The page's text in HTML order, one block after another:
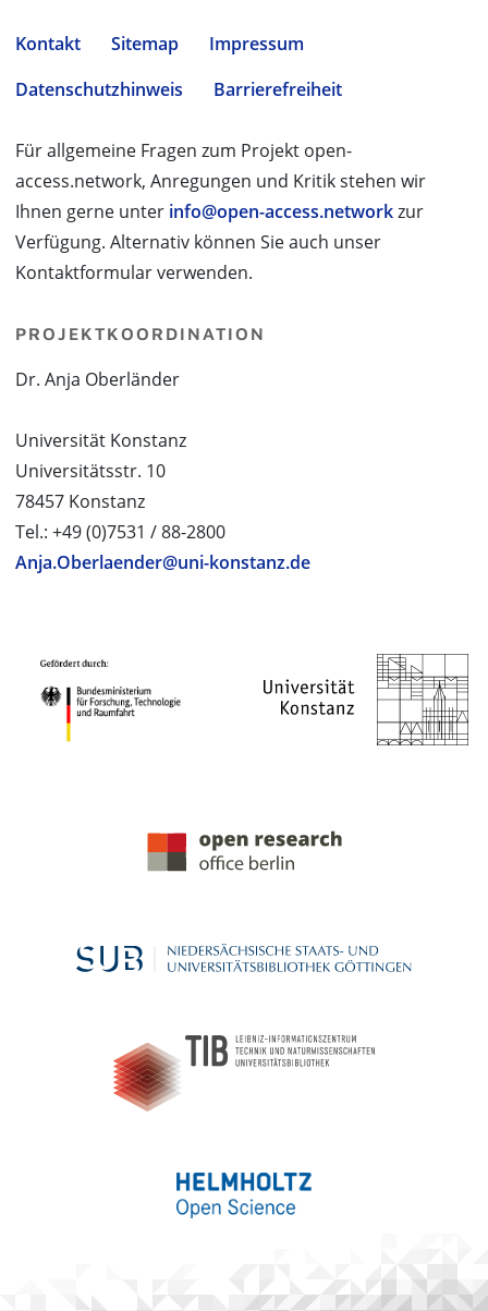
Kontakt Sitemap
Impressum
Datenschutzhinweis
Barrierefreiheit
Für allgemeine Fragen zum Projekt open-
access.network, Anregungen und Kritik stehen wir
Ihnen gerne unter info@open-access.networkzur
Verfügung. Alternativ können Sie auch unser
Kontaktformular verwenden.
PROJEKTKOORDINATION
Dr. Anja Oberländer
Universität Konstanz
Universitätsstr. 10
78457 Konstanz
Tel.: +49 (0)7531 / 88-2800
Anja.Oberlaender@uni-konstanz.de